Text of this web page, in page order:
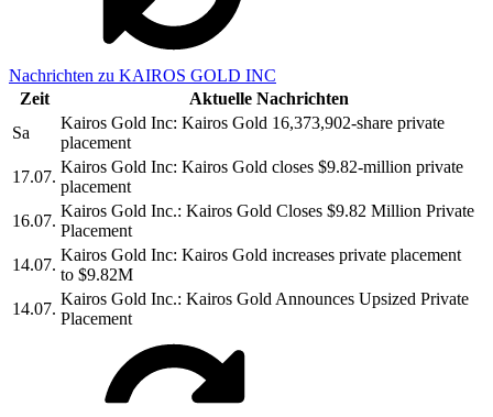
Nachrichten zu KAIROS GOLD INC
Zeit
Aktuelle Nachrichten
Sa
Kairos Gold Inc: Kairos Gold 16,373,902-share private
placement
17.07.
Kairos Gold Inc: Kairos Gold closes $9.82-million private
placement
16.07.
Kairos Gold Inc.: Kairos Gold Closes $9.82 Million Private
Placement
14.07.
Kairos Gold Inc: Kairos Gold increases private placement
to $9.82M
14.07.
Kairos Gold Inc.: Kairos Gold Announces Upsized Private
Placement